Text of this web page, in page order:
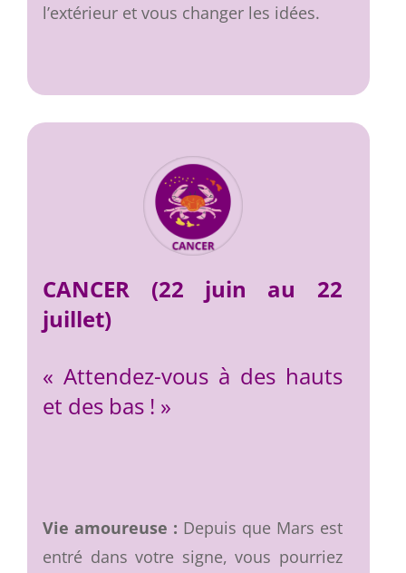
l’extérieur et vous changer les idées.
CANCER (22 juin au 22
juillet)
« Attendez-vous à des hauts
et des bas ! »
Vie amoureuse : Depuis que Mars est
entré dans votre signe, vous pourriez